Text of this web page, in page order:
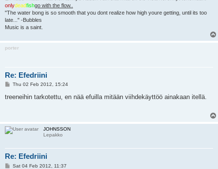
onlydeadfishgo with the flow..
"The water bong is so smooth that you dont realize how high youre getting, until its too
late..." -Bubbles
Music is a saint.
porter
Re: Efedriini
P
s
Thu 02 Feb 2012, 15:24
treeneihin tarkotettu, en nää efuilla mitään viihdekäyttöö ainakaan itellä.
JOHNSSON
Lepakko
Re: Efedriini
PSat 04 Feb 2012, 11:37